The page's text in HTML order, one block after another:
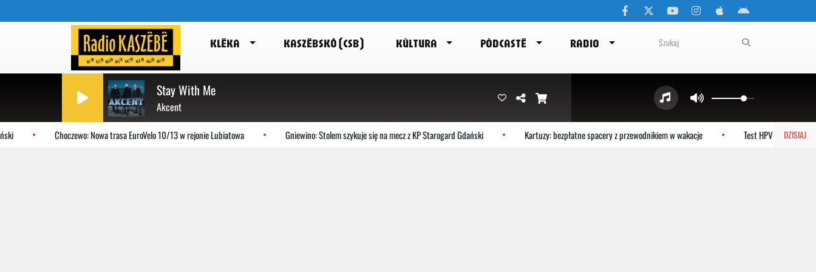
KLËKA KASZËBSKÔ (CSB) KÙLTURA PÒDCASTË RADIO
Stay With Me
Akcent
DZISIAJ
Choczewo: Nowa trasa EuroVelo 10/13 w rejonie Lubiatowa Gniewino: Stolem szykuje się na mecz z KP Starogard Gdański Kartuzy: bezpłatne spacery z przewodnikiem w wakacje Test HPV HR zamiast